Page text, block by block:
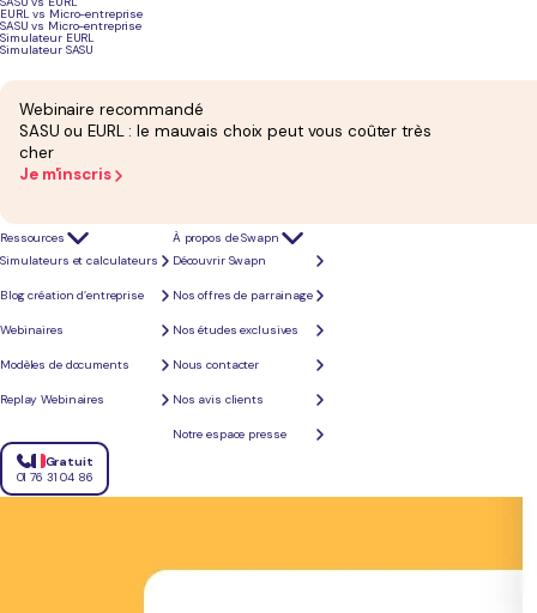
EURL vs Micro-entreprise
SASU vs Micro-entreprise
Simulateur EURL
Simulateur SASU
Webinaire recommandé
SASU ou EURL : le mauvais choix peut vous coûter très
cher
Je m'inscris
Ressources
Simulateurs et calculateurs
Blog création d’entreprise
Webinaires
Modèles de documents
Replay Webinaires
À propos de Swapn
Découvrir Swapn
Nos offres de parrainage
Nos études exclusives
Nous contacter
Nos avis clients
Notre espace presse
Gratuit
01 76 31 04 86
Gain de temps assuré
Grâce à notre service de comptabilité, vous gagnez en moyenne 5h par mois.
Toutes vos obligations fiscales gérées : TVA, bilan et liasse fiscale
Vos déclarations de TVA réalisées par un comptable : calcul et transmission
Calcul et télé-déclaration de votre liasse fiscale
Prendre rendez-vous